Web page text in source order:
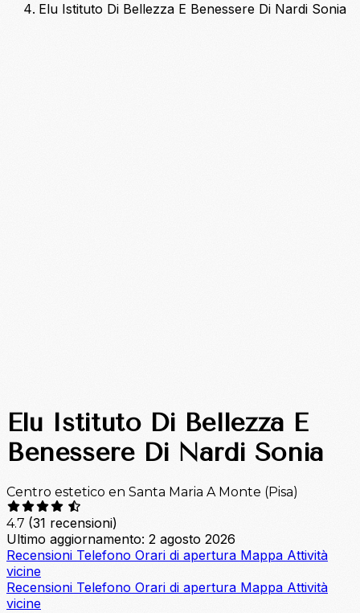
Elu Istituto Di Bellezza E Benessere Di Nardi Sonia
Elu Istituto Di Bellezza E
Benessere Di Nardi Sonia
Centro estetico en Santa Maria A Monte (Pisa)
4.7 (31 recensioni)
Ultimo aggiornamento: 2 agosto 2026
Recensioni Telefono Orari di apertura Mappa Attività
vicine
Recensioni Telefono Orari di apertura Mappa Attività
vicine